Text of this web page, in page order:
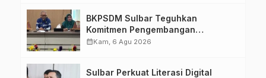
BKPSDM Sulbar Teguhkan
Komitmen Pengembangan
Kompetensi ASN melalui
calendar_monthKam, 6 Agu 2026
Sulbar Perkuat Literasi Digital